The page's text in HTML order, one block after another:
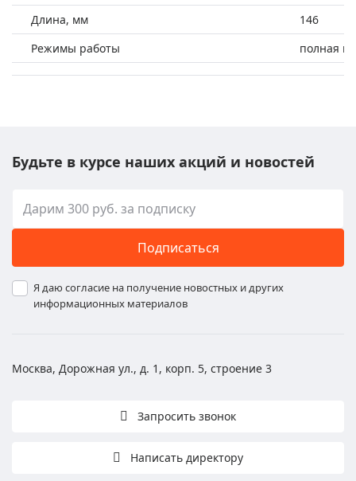
Длина, мм
146
Режимы работы
полная
Будьте в курсе наших акций и новостей
Подписаться
Я даю согласие на получение новостных и других
информационных материалов
Москва, Дорожная ул., д. 1, корп. 5, строение 3
Запросить звонок
Написать директору